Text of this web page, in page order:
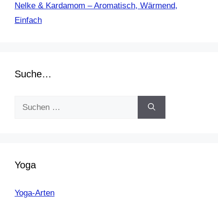
Nelke & Kardamom – Aromatisch, Wärmend,
Einfach
Suche…
Yoga
Yoga-Arten